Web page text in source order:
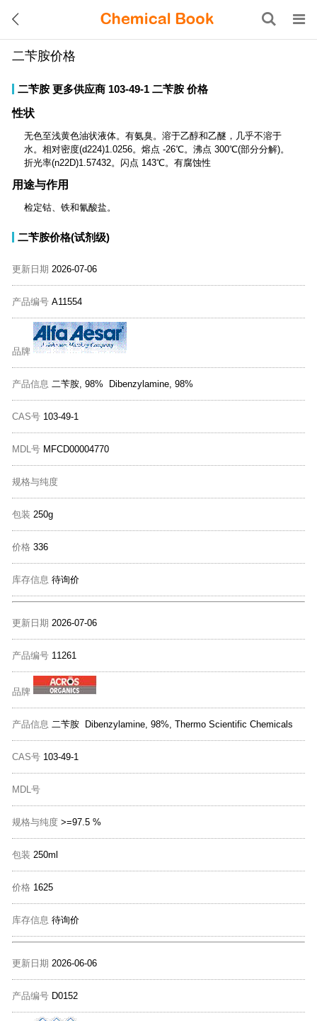
二苄胺价格
二苄胺 更多供应商 103-49-1 二苄胺 价格
性状
无色至浅黄色油状液体。有氨臭。溶于乙醇和乙醚，几乎不溶于
水。相对密度(d224)1.0256。熔点 -26℃。沸点 300℃(部分分解)。
折光率(n22D)1.57432。闪点 143℃。有腐蚀性
用途与作用
检定钴、铁和氰酸盐。
二苄胺价格(试剂级)
更新日期 2026-07-06
产品编号 A11554
品牌
产品信息 二苄胺, 98% Dibenzylamine, 98%
CAS号 103-49-1
MDL号 MFCD00004770
规格与纯度
包装 250g
价格 336
库存信息 待询价
更新日期 2026-07-06
产品编号 11261
品牌
产品信息 二苄胺 Dibenzylamine, 98%, Thermo Scientific Chemicals
CAS号 103-49-1
MDL号
规格与纯度 >=97.5 %
包装 250ml
价格 1625
库存信息 待询价
更新日期 2026-06-06
产品编号 D0152